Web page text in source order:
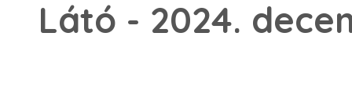
Látó - 2024.